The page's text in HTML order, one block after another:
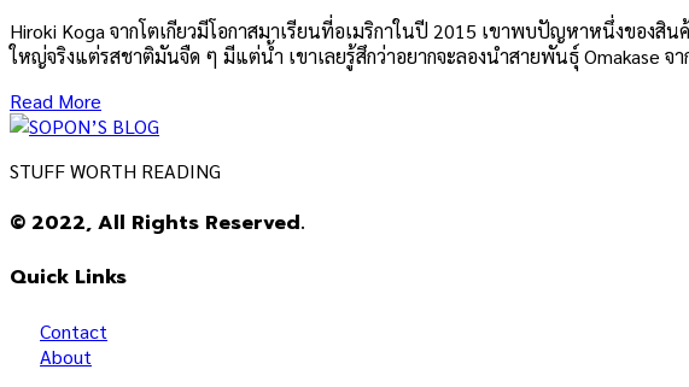
Hiroki Koga จากโตเกียวมีโอกาสมาเรียนที่อเมริกาในปี 2015 เขาพบปัญหาหนึ่งของ
ใหญ่จริงแต่รสชาติมันจืด ๆ มีแต่น้ำ เขาเลยรู้สึกว่าอยากจะลองนำสายพันธุ์ Omakase
Read More
STUFF WORTH READING
© 2022, All Rights Reserved.
Quick Links
Contact
About